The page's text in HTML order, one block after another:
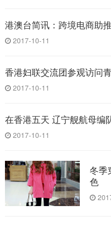
港澳台简讯：跨境电商助
2017-10-11
香港妇联交流团参观访问
2017-10-11
在香港五天 辽宁舰航母编
2017-10-11
冬季
色